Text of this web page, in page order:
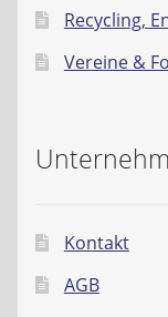
Recycling,
Vereine &
Kontakt
AGB